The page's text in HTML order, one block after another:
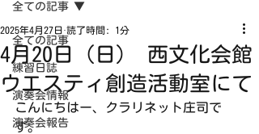
全ての記事
練習日誌
演奏会情報
演奏会報告
全ての記事
4月20日（日） 西文化会館
ウエスティ創造活動室にて
2025年4月27日 読了時間: 1分
こんにちはー、クラリネット庄司で
す。